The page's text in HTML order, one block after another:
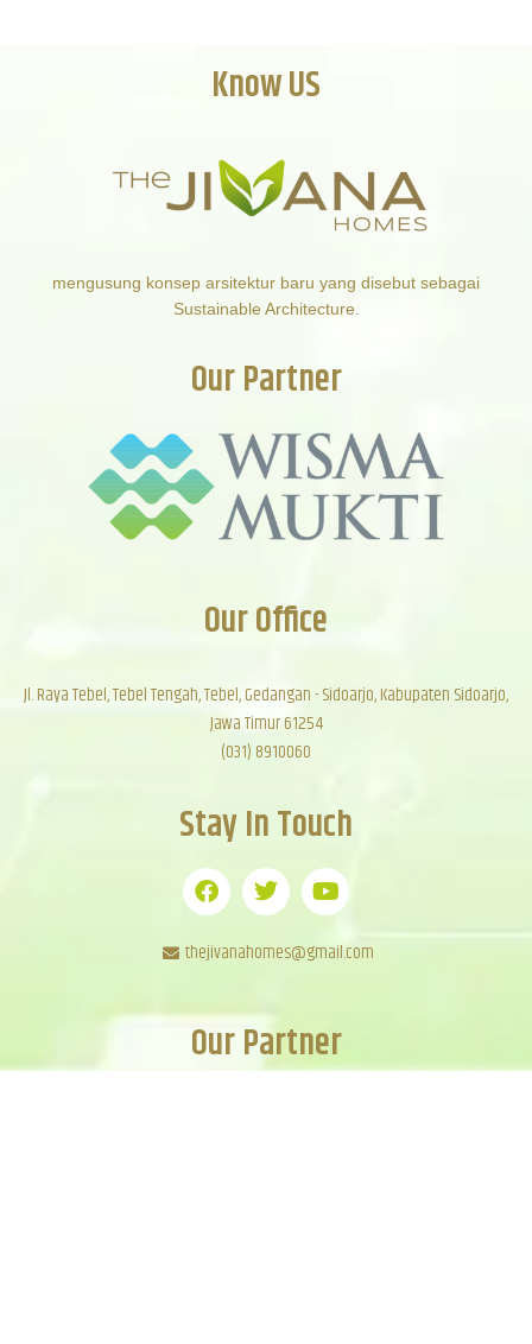
Know US
mengusung konsep arsitektur baru yang disebut sebagai
Sustainable Architecture.
Our Partner
Our Office
Jl. Raya Tebel, Tebel Tengah, Tebel, Gedangan - Sidoarjo, Kabupaten Sidoarjo,
Jawa Timur 61254
(031) 8910060
Stay In Touch
thejivanahomes@gmail.com
Our Partner